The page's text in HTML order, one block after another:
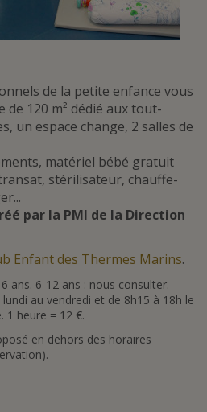
de la petite enfance vous
de 120 m² dédié aux tout-
un espace change, 2 salles de
matériel bébé gratuit
stérilisateur, chauffe-
par la PMI de la Direction
Enfant des Thermes Marins.
ans. 6-12 ans : nous consulter.
au vendredi et de 8h15 à 18h le
1 heure = 12 €.
en dehors des horaires